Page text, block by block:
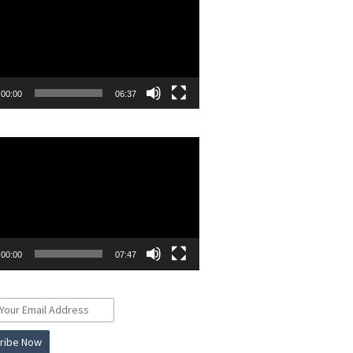
00:00 06:37
00:00 07:47